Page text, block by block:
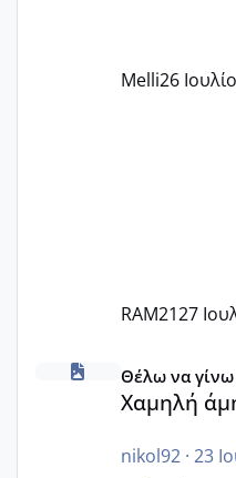
Εγώ πήγα σε
Melli26
RAM2127
Χαμηλή άμη
Θέλω να
Χαμηλή
nikol92· 23